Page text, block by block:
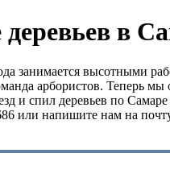
в
занимается высотными
арбористов. Теперь
и спил деревьев по
или напишите нам на